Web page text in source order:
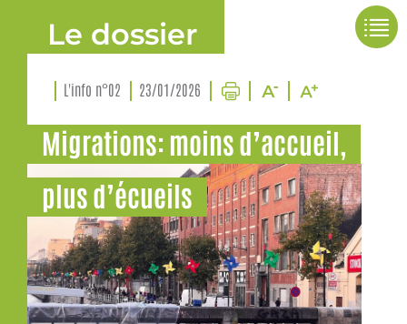
Le dossier
L'info n°02 23/01/2026
Migrations: moins d’accueil,
plus d’écueils